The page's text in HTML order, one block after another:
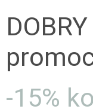
-15%